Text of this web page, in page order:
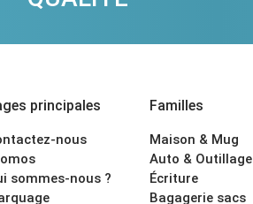
principales
nous
sommes-nous ?
Familles
Maison & Mug
Auto & Outillage
Écriture
Bagagerie sacs